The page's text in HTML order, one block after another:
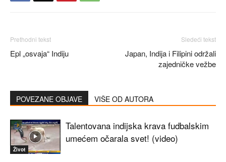
Prethodni tekst
Epl „osvaja“ Indiju
Sledeći tekst
Japan, Indija i Filipini održali
zajedničke vežbe
POVEZANE OBJAVE VIŠE OD AUTORA
Život
Talentovana indijska krava fudbalskim
umećem očarala svet! (video)